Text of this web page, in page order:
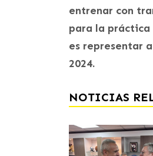
entrenar con
para la práctica
es representar
2024.
NOTICIAS